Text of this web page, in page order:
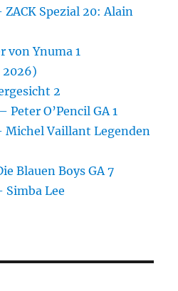
Spezial 20: Alain
von Ynuma 1
2026)
2
Peter O’Pencil GA 1
Vaillant Legenden
Blauen Boys GA 7
Lee